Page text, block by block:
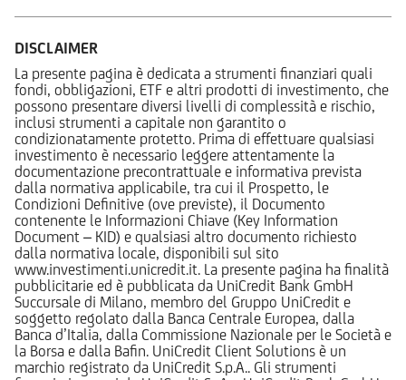
DISCLAIMER
La presente pagina è dedicata a strumenti finanziari quali
fondi, obbligazioni, ETF e altri prodotti di investimento, che
possono presentare diversi livelli di complessità e rischio,
inclusi strumenti a capitale non garantito o
condizionatamente protetto. Prima di effettuare qualsiasi
investimento è necessario leggere attentamente la
documentazione precontrattuale e informativa prevista
dalla normativa applicabile, tra cui il Prospetto, le
Condizioni Definitive (ove previste), il Documento
contenente le Informazioni Chiave (Key Information
Document – KID) e qualsiasi altro documento richiesto
dalla normativa locale, disponibili sul sito
www.investimenti.unicredit.it. La presente pagina ha finalità
pubblicitarie ed è pubblicata da UniCredit Bank GmbH
Succursale di Milano, membro del Gruppo UniCredit e
soggetto regolato dalla Banca Centrale Europea, dalla
Banca d’Italia, dalla Commissione Nazionale per le Società e
la Borsa e dalla Bafin. UniCredit Client Solutions è un
marchio registrato da UniCredit S.p.A.. Gli strumenti